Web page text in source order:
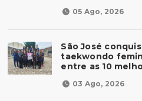
05 Ago, 2026
São José
taekwondo
entre as 10
03 Ago, 2026